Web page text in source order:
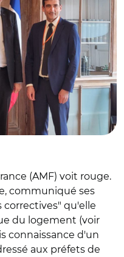
(AMF) voit rouge.
communiqué ses
qu'elle
du logement (voir
connaissance d'un
aux préfets de